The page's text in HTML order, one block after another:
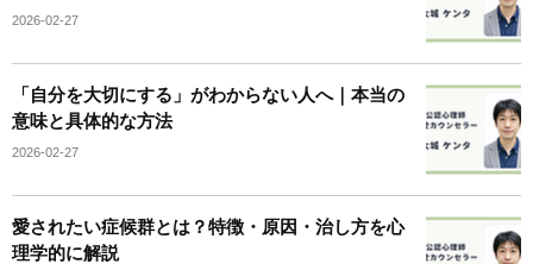
2026-02-27
「自分を大切にする」がわからない人へ｜本当の
意味と具体的な方法
2026-02-27
愛されたい症候群とは？特徴・原因・治し方を心
理学的に解説